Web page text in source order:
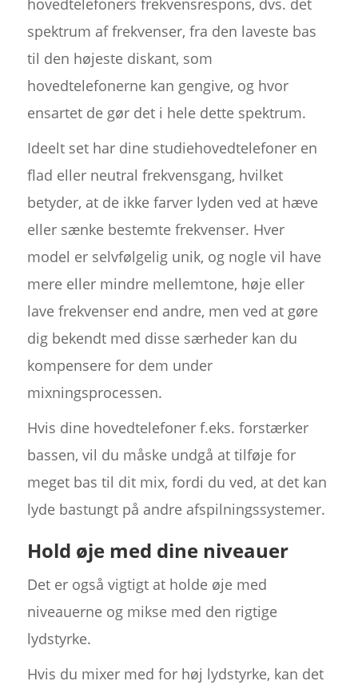
hovedtelefoners frekvensrespons, dvs. det
spektrum af frekvenser, fra den laveste bas
til den højeste diskant, som
hovedtelefonerne kan gengive, og hvor
ensartet de gør det i hele dette spektrum.
Ideelt set har dine studiehovedtelefoner en
flad eller neutral frekvensgang, hvilket
betyder, at de ikke farver lyden ved at hæve
eller sænke bestemte frekvenser. Hver
model er selvfølgelig unik, og nogle vil have
mere eller mindre mellemtone, høje eller
lave frekvenser end andre, men ved at gøre
dig bekendt med disse særheder kan du
kompensere for dem under
mixningsprocessen.
Hvis dine hovedtelefoner f.eks. forstærker
bassen, vil du måske undgå at tilføje for
meget bas til dit mix, fordi du ved, at det kan
lyde bastungt på andre afspilningssystemer.
Hold øje med dine niveauer
Det er også vigtigt at holde øje med
niveauerne og mikse med den rigtige
lydstyrke.
Hvis du mixer med for høj lydstyrke, kan det